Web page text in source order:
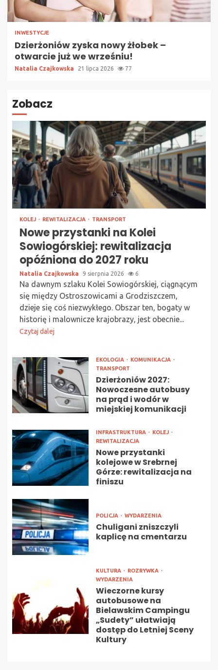
INWESTYCJE
Dzierżoniów zyska nowy żłobek –
otwarcie już we wrześniu!
Natalia Czajkowska 21 lipca 2026 77
Zobacz
KOLEJ REWITALIZACJA TRANSPORT
Nowe przystanki na Kolei
Sowiogórskiej: rewitalizacja
opóźniona do 2027 roku
Natalia Czajkowska 9 sierpnia 2026 6
Na dawnym szlaku Kolei Sowiogórskiej, ciągnącym
się między Ostroszowicami a Grodziszczem,
dzieje się coś niezwykłego. Obszar ten, bogaty w
historię i malownicze krajobrazy, jest obecnie...
Czytaj dalej
EKOLOGIA
KOMUNIKACJA
TRANSPORT
Dzierżoniów 2027:
Nowoczesne autobusy
na prąd i wodór w
miejskiej komunikacji
INFRASTRUKTURA
KOLEJ
REWITALIZACJA
Nowe przystanki
kolejowe w Srebrnej
Górze: rewitalizacja na
finiszu
POLICJA WYDARZENIA
Chuligani zniszczyli
kaplicę na cmentarzu
KULTURA
ROZRYWKA
WYDARZENIA
Wieczorne kursy
autobusowe na
Bielawskim Campingu
„Sudety” ułatwiają
dostęp do Letniej Sceny
Kultury